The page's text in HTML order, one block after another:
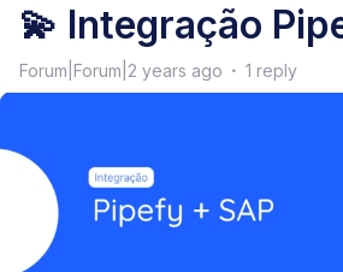
💫 Integração
Forum|Forum|2 years ago 1 reply